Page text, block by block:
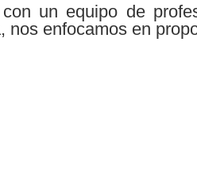
un equipo de
nos enfocamos en